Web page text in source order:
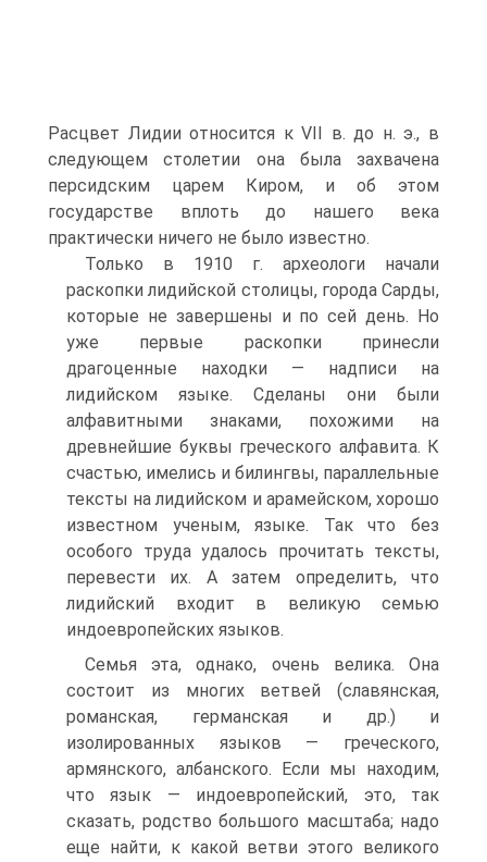
Расцвет Лидии относится к VII в. до н. э., в
следующем столетии она была захвачена
персидским царем Киром, и об этом
государстве вплоть до нашего века
практически ничего не было известно.
Только в 1910 г. археологи начали
раскопки лидийской столицы, города Сарды,
которые не завершены и по сей день. Но
уже первые раскопки принесли
драгоценные находки — надписи на
лидийском языке. Сделаны они были
алфавитными знаками, похожими на
древнейшие буквы греческого алфавита. К
счастью, имелись и билингвы, параллельные
тексты на лидийском и арамейском, хорошо
известном ученым, языке. Так что без
особого труда удалось прочитать тексты,
перевести их. А затем определить, что
лидийский входит в великую семью
индоевропейских языков.
Семья эта, однако, очень велика. Она
состоит из многих ветвей (славянская,
романская, германская и др.) и
изолированных языков — греческого,
армянского, албанского. Если мы находим,
что язык — индоевропейский, это, так
сказать, родство большого масштаба; надо
еще найти, к какой ветви этого великого